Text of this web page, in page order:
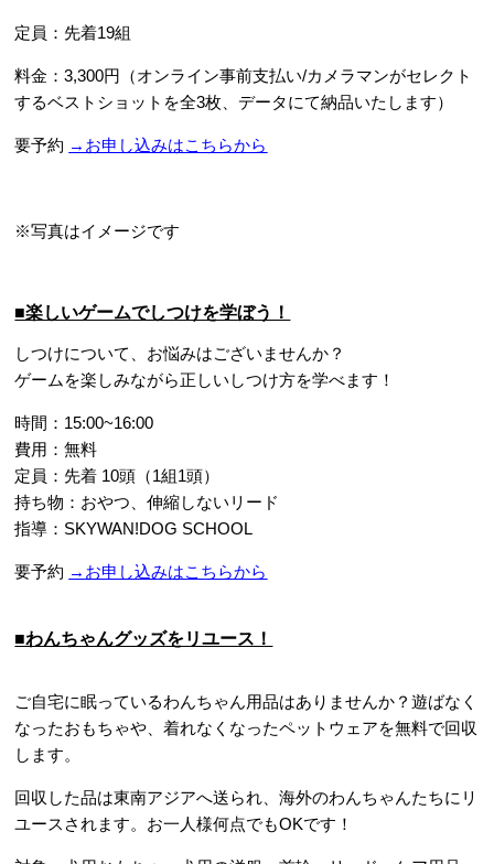
定員：先着19組
料金：3,300円（オンライン事前支払い/カメラマンがセレクト
するベストショットを全3枚、 データにて納品いたします）
要予約 →お申し込みはこちらから
※写真はイメージです
■楽しいゲームでしつけを学ぼう！
しつけについて、お悩みはございませんか？
ゲームを楽しみながら正しいしつけ方を学べます！
時間：15:00~16:00
費用：無料
定員：先着 10頭（1組1頭）
持ち物：おやつ、伸縮しないリード
指導：SKYWAN!DOG SCHOOL
要予約 →お申し込みはこちらから
■わんちゃんグッズをリユース！
ご自宅に眠っているわんちゃん用品はありませんか？遊ばなく
なったおもちゃや、着れなくなったペットウェアを無料で回収
します。
回収した品は東南アジアへ送られ、海外のわんちゃんたちにリ
ユースされます。お一人様何点でもOKです！